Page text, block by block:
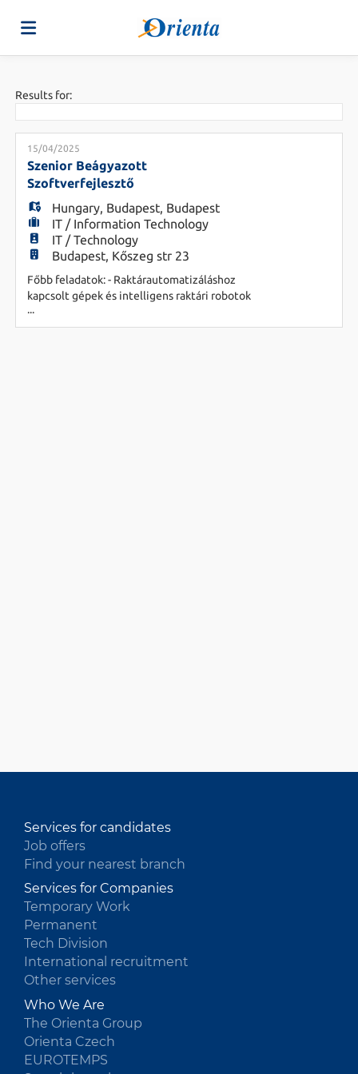
Job
list
Upload
your
CV
Login
Language
Results for:
15/04/2025
Szenior Beágyazott
Szoftverfejlesztő
Hungary, Budapest, Budapest
IT / Information Technology
IT / Technology
Budapest, Kőszeg str 23
Főbb feladatok: - Raktárautomatizáláshoz
kapcsolt gépek és intelligens raktári robotok
fejlesztése; - Multiprocesszoros, elosztott
szoftverrendszer tervezése és fejlesztése; -
...
Services for candidates
Job offers
Find your nearest branch
Services for Companies
Temporary Work
Permanent
Tech Division
International recruitment
Other services
Who We Are
The Orienta Group
Orienta Czech
EUROTEMPS